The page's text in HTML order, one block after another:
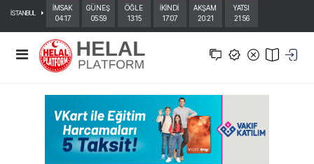
İSTANBUL
İMSAK
04:17
GÜNEŞ
05:59
ÖĞLE
13:15
İKİNDİ
17:07
AKŞAM
20:21
YATSI
21:56